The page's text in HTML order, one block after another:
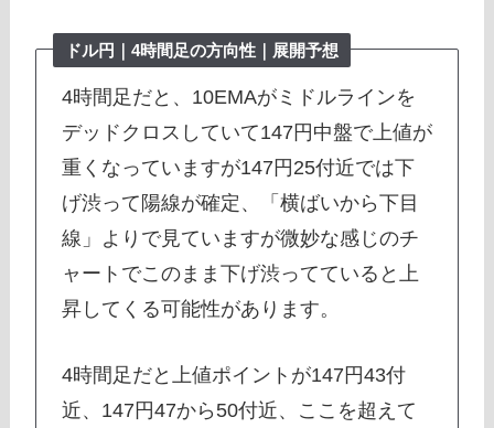
ドル円｜4時間足の方向性｜展開予想
4時間足だと、10EMAがミドルラインを
デッドクロスしていて147円中盤で上値が
重くなっていますが147円25付近では下
げ渋って陽線が確定、「横ばいから下目
線」よりで見ていますが微妙な感じのチ
ャートでこのまま下げ渋ってていると上
昇してくる可能性があります。
4時間足だと上値ポイントが147円43付
近、147円47から50付近、ここを超えて